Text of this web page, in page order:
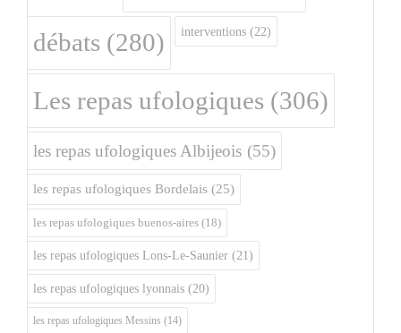
débats (280) interventions (22)
Les repas ufologiques (306)
les repas ufologiques Albijeois (55)
les repas ufologiques Bordelais (25)
les repas ufologiques buenos-aires (18)
les repas ufologiques Lons-Le-Saunier (21)
les repas ufologiques lyonnais (20)
les repas ufologiques Messins (14)